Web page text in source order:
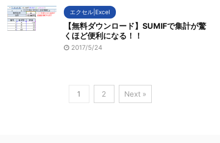
エクセル|Excel
【無料ダウンロード】SUMIFで集計が驚
くほど便利になる！！
2017/5/24
1 2 Next »